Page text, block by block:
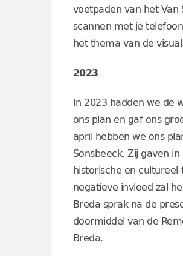
voetpaden van het Van
scannen met je
het thema van de
2023
In 2023 hadden we de
ons plan en gaf ons
april hebben we ons
Sonsbeeck. Zij gaven
historische en
negatieve invloed zal
Breda sprak na de
doormiddel van de
Breda.